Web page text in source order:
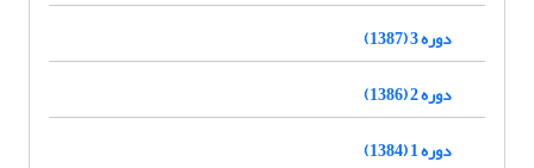
دوره 3 (1387)
دوره 2 (1386)
دوره 1 (1384)